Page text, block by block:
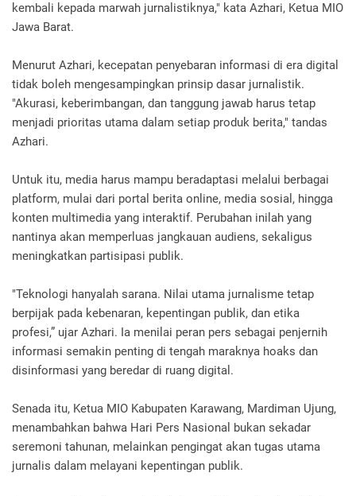
kembali kepada marwah jurnalistiknya," kata Azhari, Ketua MIO
Jawa Barat.
Menurut Azhari, kecepatan penyebaran informasi di era digital
tidak boleh mengesampingkan prinsip dasar jurnalistik.
"Akurasi, keberimbangan, dan tanggung jawab harus tetap
menjadi prioritas utama dalam setiap produk berita," tandas
Azhari.
Untuk itu, media harus mampu beradaptasi melalui berbagai
platform, mulai dari portal berita online, media sosial, hingga
konten multimedia yang interaktif. Perubahan inilah yang
nantinya akan memperluas jangkauan audiens, sekaligus
meningkatkan partisipasi publik.
"Teknologi hanyalah sarana. Nilai utama jurnalisme tetap
berpijak pada kebenaran, kepentingan publik, dan etika
profesi,” ujar Azhari. Ia menilai peran pers sebagai penjernih
informasi semakin penting di tengah maraknya hoaks dan
disinformasi yang beredar di ruang digital.
Senada itu, Ketua MIO Kabupaten Karawang, Mardiman Ujung,
menambahkan bahwa Hari Pers Nasional bukan sekadar
seremoni tahunan, melainkan pengingat akan tugas utama
jurnalis dalam melayani kepentingan publik.